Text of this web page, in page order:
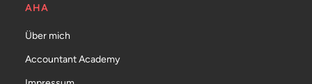
AHA
Über mich
Accountant Academy